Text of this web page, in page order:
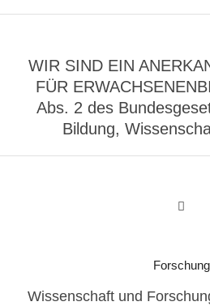
WIR SIND EIN
FÜR
Abs. 2 des
Bildung,
Forschung
Wissenschaft und